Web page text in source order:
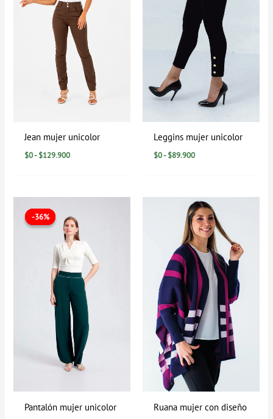
Jean mujer unicolor
$0- $129.900
Leggins mujer unicolor
$0- $89.900
-36%
-36%
Pantalón mujer unicolor
original
era:
$109.900.$69.900.
Ruana mujer con diseño